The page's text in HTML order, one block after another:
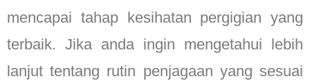
mencapai tahap kesihatan pergigian yang
terbaik. Jika anda ingin mengetahui lebih
lanjut tentang rutin penjagaan yang sesuai